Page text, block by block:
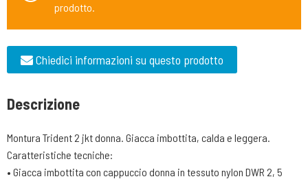
prodotto.
Chiedici informazioni su questo prodotto
Descrizione
Montura Trident 2 jkt donna. Giacca imbottita, calda e leggera.
Caratteristiche tecniche:
• Giacca imbottita con cappuccio donna in tessuto nylon DWR 2, 5